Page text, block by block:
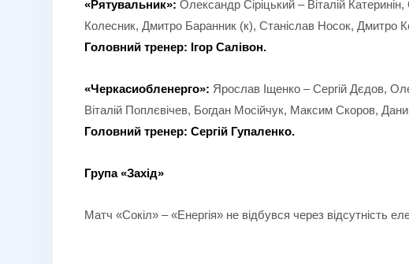
«Рятувальник»: Олександр Сіріцький – Віталій
Колесник, Дмитро Баранник (к), Станіслав Носок, Дмитро
Головний тренер: Ігор Салівон.
«Черкасиобленерго»: Ярослав Іщенко – Сергій Дєдов,
Віталій Поплєвічев, Богдан Мосійчук, Максим Скоров,
Головний тренер: Сергій Гупаленко.
Група «Захід»
Матч «Сокіл» – «Енергія» не відбувся через відсутність